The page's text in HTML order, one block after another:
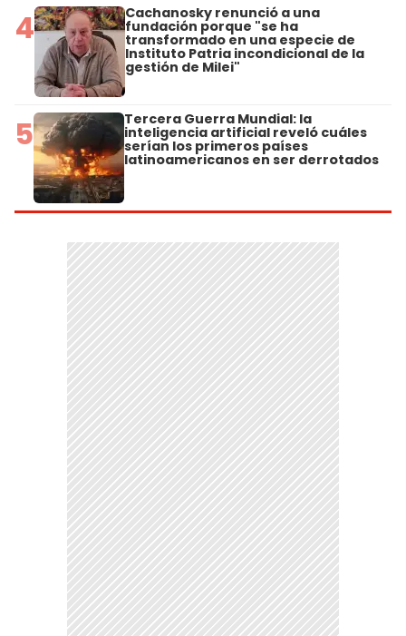
4 Cachanosky renunció a una
fundación porque "se ha
transformado en una especie de
Instituto Patria incondicional de la
gestión de Milei"
5 Tercera Guerra Mundial: la
inteligencia artificial reveló cuáles
serían los primeros países
latinoamericanos en ser derrotados